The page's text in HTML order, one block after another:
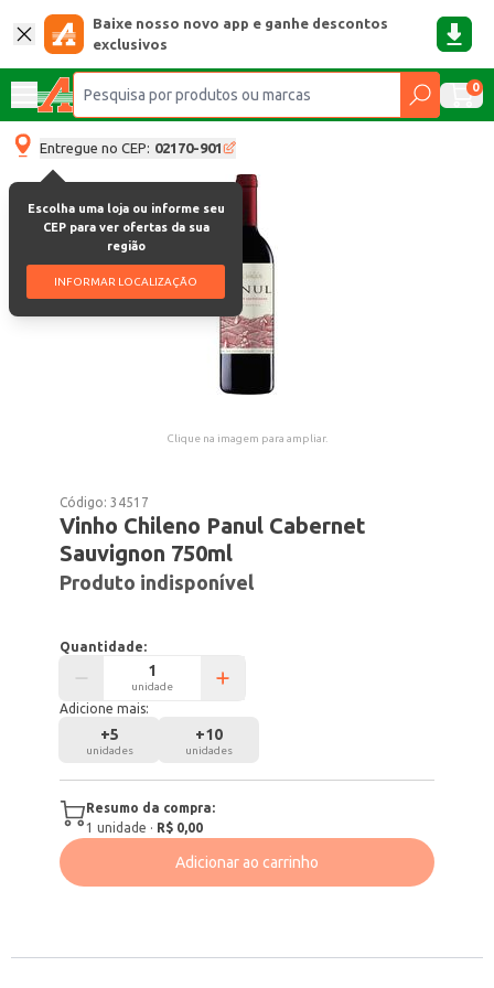
Baixe nosso novo app e ganhe descontos
exclusivos
0
Entregue no CEP: 02170-901
Escolha uma loja ou informe seu
CEP para ver ofertas da sua
região
INFORMAR LOCALIZAÇÃO
Clique na imagem para ampliar.
Código:34517
Vinho Chileno Panul Cabernet
Sauvignon 750ml
Produto indisponível
Quantidade:
unidade
Adicione mais:
+5
unidades
+10
unidades
Resumo da compra:
1 unidade · R$ 0,00
Adicionar ao carrinho